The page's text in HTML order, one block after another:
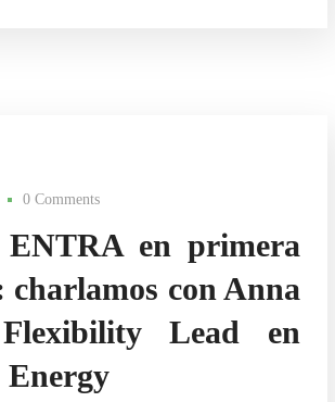
0 Comments
ENTRA en primera
charlamos con Anna
Lead en
Energy